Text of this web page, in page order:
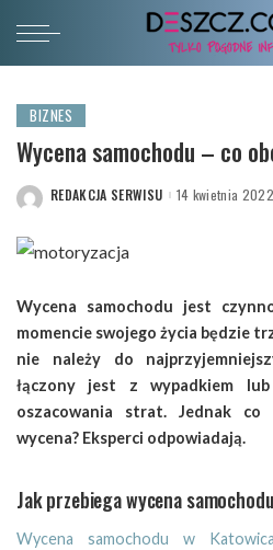
BIZNES
Wycena samochodu – co
POSTED
REDAKCJA SERWISU 14 kwietnia 2022
Wycena samochodu jest
momencie swojego życia będzie
nie należy do
łączony jest z wypadkiem
oszacowania strat. Jednak co
wycena? Eksperci odpowiadają.
Jak przebiega wycena
Wycena samochodu w